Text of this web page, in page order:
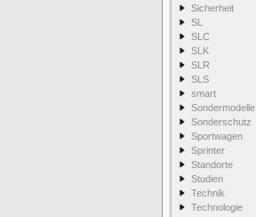
Sicherheit
SL
SLC
SLK
SLR
SLS
smart
Sondermodelle
Sonderschutz
Sportwagen
Sprinter
Standorte
Studien
Technik
Technologie